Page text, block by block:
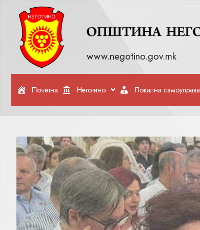
www.negotino.gov.mk
Почетна Неготино Локална самоуправа